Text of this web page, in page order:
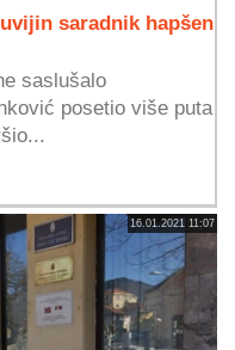
saradnik hapšen
saslušalo
posetio više puta
16.01.2021 11:07